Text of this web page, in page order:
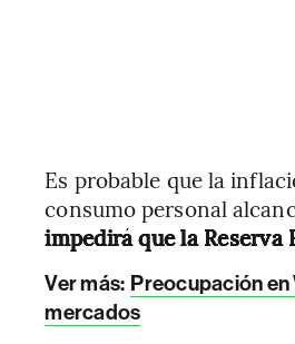
Es probable que la
consumo personal
impedirá que la
Ver más: Preocupación en
mercados